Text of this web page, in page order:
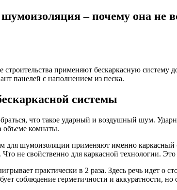
– почему она не
строительства применяют бескаркасную
панелей с наполнением из песка.
системы
что такое ударный и воздушный шум.
объеме комнаты.
для шумоизоляции применяют именно каркасный
не свойственно для каркасной технологии.
практически в 2 раза. Здесь речь идет о
соблюдение герметичности и аккуратности,